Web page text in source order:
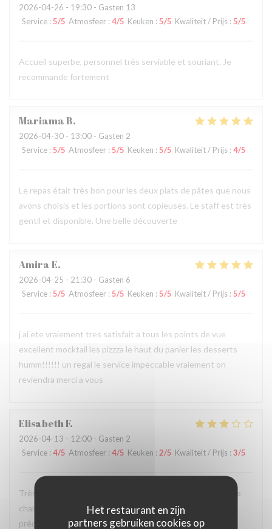
Het restaurant en zijn
partners gebruiken cookies op
2026-04-26 - 19:30 - Gasten 13
Service : 5/5 Atmosfeer : 4/5 Keuken : 5/5 Kwaliteit / Prijs : 5/5
Accueil superbe, personnel très serviable et souriant. Je
recommande fortement
MariamaB
2026-04-30 - 13:00 - Gasten 2
Service : 5/5 Atmosfeer : 5/5 Keuken : 5/5 Kwaliteit / Prijs : 4/5
Le repas était très bon pour les deux plats de pâtes que nous
avons choisis et les portions sont copieuses. Le staff est très
gentil et disponible. Une belle découverte
AmiraE
2026-04-25 - 21:30 - Gasten 6
Service : 5/5 Atmosfeer : 5/5 Keuken : 5/5 Kwaliteit / Prijs : 5/5
j ai ete vraiement tres satisfait a tous les points de vue
excellent mocktail les pizzza le haut du panier les desserts
humm!!!!!! un regal le service impeccable vraiement on
reviendra merci a vous
ElisabethF
2026-04-13 - 12:00 - Gasten 2
Service : 4/5 Atmosfeer : 4/5 Keuken : 2/5 Kwaliteit / Prijs : 3/5
Très déçue par ma pizza Calzone qui baignait dans l'eau des
champignons, avec un œuf pas bien cuit alors que j'avais
précisé trés cuit.